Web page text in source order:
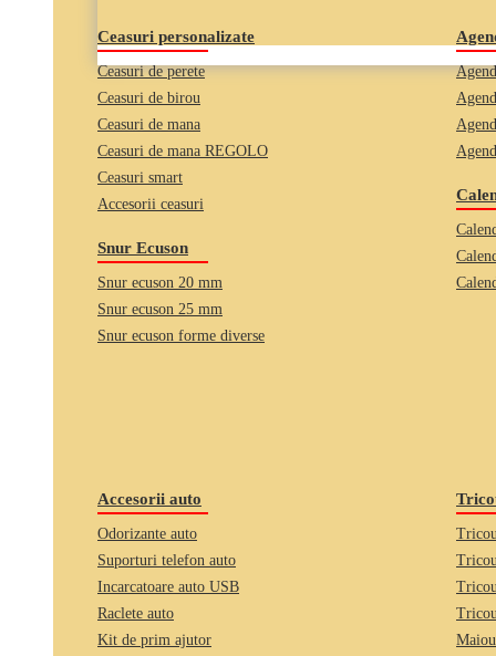
Ceasuri personalizate
Ceasuri de perete
Ceasuri de birou
Ceasuri de mana
Ceasuri de mana REGOLO
Ceasuri smart
Accesorii ceasuri
Snur Ecuson
Snur ecuson 20 mm
Snur ecuson 25 mm
Snur ecuson forme diverse
Accesorii auto
Odorizante auto
Suporturi telefon auto
Incarcatoare auto USB
Raclete auto
Kit de prim ajutor